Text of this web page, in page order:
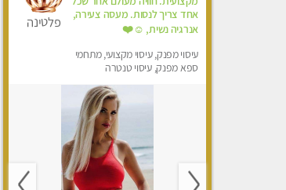
אחד צריך לנסות. מעסה צעירה,
אנרגיה נשית, ☺️❤️
עיסוי מפנק, עיסוי מקצועי, מתחמי
ספא מפנק, עיסוי טנטרה
פלטינה